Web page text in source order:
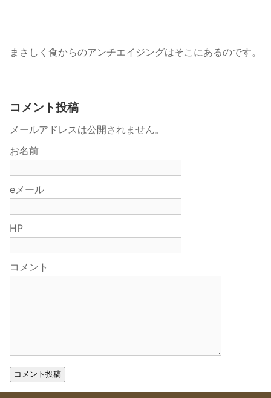
まさしく食からのアンチエイジングはそこにあるのです。
コメント投稿
メールアドレスは公開されません。
お名前
eメール
HP
コメント